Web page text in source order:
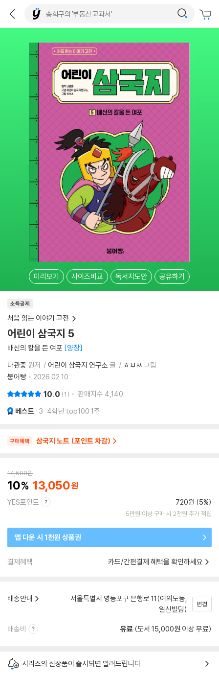
미리보기 사이즈비교 독서지도안 공유하기
소득공제
처음 읽는 이야기 고전
어린이 삼국지 5
배신의 칼을 든 여포 양장
나관중 원저 어린이 삼국지 연구소 글 ㅎㅂㅆ 그림
붕어빵
2026.02.10.
10.0 1 판매지수 4,140
베스트 3-4학년 top100 1주
구매혜택 삼국지 노트 (포인트 차감)
14,500원
10 13,050
YES포인트 720원 (5%)
5만원 이상 구매 시 2천원 추가 적립
앱 다운 시 1천원 상품권
결제혜택 카드/간편결제 혜택을 확인하세요
배송안내
서울특별시 영등포구 은행로 11(여의도동,
일신빌딩)
변경
배송비 유료 (도서 15,000원 이상 무료)
시리즈의 신상품이 출시되면 알려드립니다.